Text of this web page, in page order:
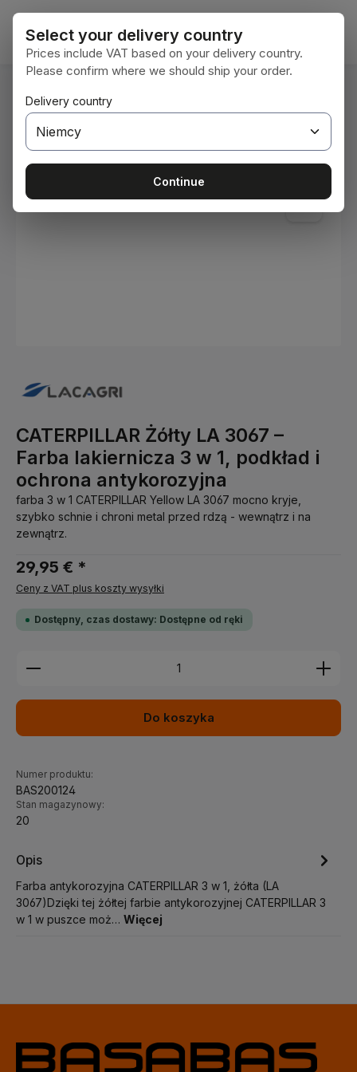
Przejdź do głównej zawartości
Jesteś tutaj: Home
Farby i lakiery
Pomiń galerię zdjęć
CATERPILLAR Żółty LA 3067 –
Farba lakiernicza 3 w 1, podkład i
ochrona antykorozyjna
farba 3 w 1 CATERPILLAR Yellow LA 3067 mocno kryje,
szybko schnie i chroni metal przed rdzą - wewnątrz i na
zewnątrz.
29,95 € *
Ceny z VAT plus koszty wysyłki
Dostępny, czas dostawy: Dostępne od ręki
Ilość produktu: Wprowadź żądaną ilość lub użyj
Do koszyka
Numer produktu:
BAS200124
Stan magazynowy:
20
Opis
Farba antykorozyjna CATERPILLAR 3 w 1, żółta (LA
3067)Dzięki tej żółtej farbie antykorozyjnej CATERPILLAR 3
w 1 w puszce moż… Więcej
Select your delivery country
Prices include VAT based on your delivery country.
Please confirm where we should ship your order.
Delivery country
Continue